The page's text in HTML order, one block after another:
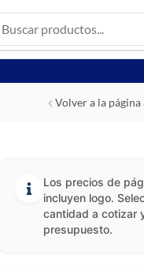
Volver a la
Los precios de
incluyen logo.
cantidad a cotizar
presupuesto.